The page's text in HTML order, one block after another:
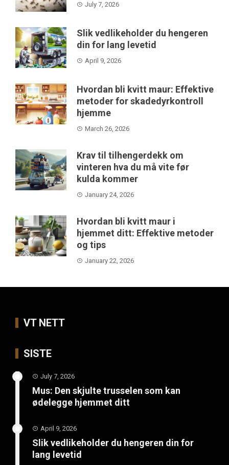
July 7, 2026
Slik vedlikeholder du hengeren
din for lang levetid
April 9, 2026
Hvordan bli kvitt maur: Effektive
metoder for skadedyrkontroll
hjemme
March 26, 2026
Krav til tilhengerdekk om
vinteren hva du må vite før
kulda kommer
January 24, 2026
Hvordan bli kvitt maur i
hjemmet ditt: Effektive metoder
og tips
January 22, 2026
VT NETT
SISTE
July 7, 2026
Mus: Den skjulte trusselen som kan
ødelegge hjemmet ditt
April 9, 2026
Slik vedlikeholder du hengeren din for
lang levetid